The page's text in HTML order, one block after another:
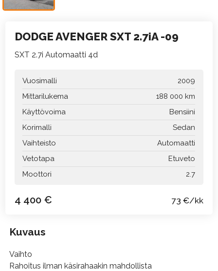
DODGE AVENGER SXT 2.7iA -09
SXT 2.7i Automaatti 4d
Vuosimalli
2009
Mittarilukema
188 000 km
Käyttövoima
Bensiini
Korimalli
Sedan
Vaihteisto
Automaatti
Vetotapa
Etuveto
Moottori
2.7
4 400 € 73 €/kk
Kuvaus
Vaihto
Rahoitus ilman käsirahaakin mahdollista